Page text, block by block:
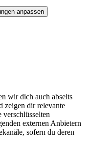
anpassen
wir dich auch abseits
zeigen dir relevante
externen Anbietern
sofern du deren